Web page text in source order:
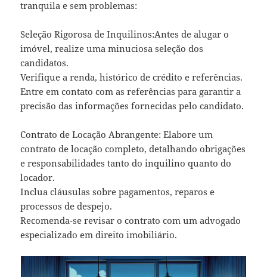
tranquila e sem problemas:
Seleção Rigorosa de Inquilinos:Antes de alugar o
imóvel, realize uma minuciosa seleção dos
candidatos.
Verifique a renda, histórico de crédito e referências.
Entre em contato com as referências para garantir a
precisão das informações fornecidas pelo candidato.
Contrato de Locação Abrangente: Elabore um
contrato de locação completo, detalhando obrigações
e responsabilidades tanto do inquilino quanto do
locador.
Inclua cláusulas sobre pagamentos, reparos e
processos de despejo.
Recomenda-se revisar o contrato com um advogado
especializado em direito imobiliário.